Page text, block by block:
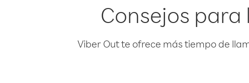
Consejos
Viber Out te ofrece más tiempo de